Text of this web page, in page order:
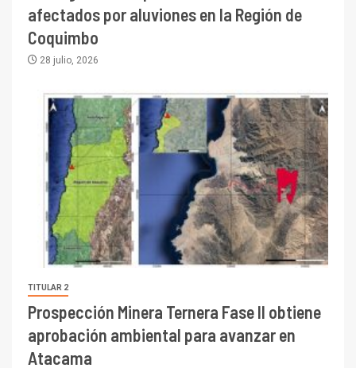
afectados por aluviones en la Región de
Coquimbo
28 julio, 2026
TITULAR 2
Prospección Minera Ternera Fase II obtiene
aprobación ambiental para avanzar en
Atacama